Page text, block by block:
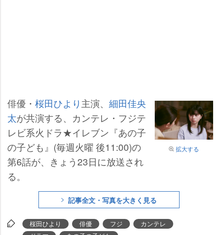
拡大する
俳優・ 桜田ひより主演、 細田佳央
太が共演する、カンテレ・フジテ
レビ系火ドラ★イレブン『あの子
の子ども』(毎週火曜 後11:00)の
第6話が、きょう23日に放送され
る。
記事全文・写真を大きく見る
桜田ひより 俳優 フジ
カンテレ